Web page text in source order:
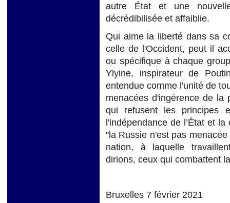
autre État et une
décrédibilisée et affaiblie.
Qui aime la liberté dans sa
celle de l'Occident, peut il
ou spécifique à chaque
Ylyine, inspirateur de
entendue comme l'unité de
menacées d'ingérence de la
qui refusent les principes
l'indépendance de l’État et
"la Russie n'est pas
nation, à laquelle
dirions, ceux qui combattent
Bruxelles 7 février 2021